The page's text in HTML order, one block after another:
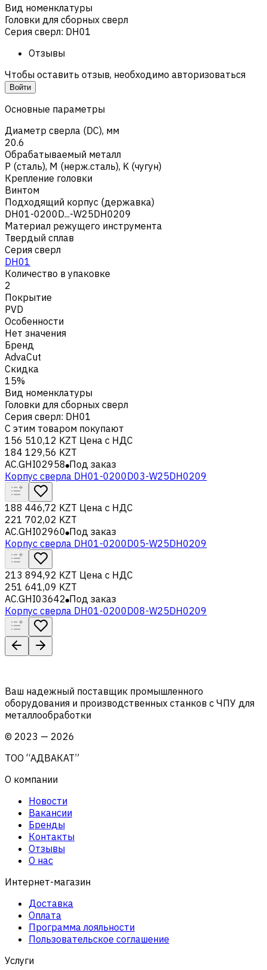
Вид номенклатуры
Головки для сборных сверл
Серия сверл: DH01
Отзывы
Чтобы оставить отзыв, необходимо авторизоваться
Войти
Основные параметры
Диаметр сверла (DC), мм
20.6
Обрабатываемый металл
Р (сталь), M (нерж.сталь), K (чугун)
Крепление головки
Винтом
Подходящий корпус (державка)
DH01-0200D...-W25DH0209
Материал режущего инструмента
Твердый сплав
Серия сверл
DH01
Количество в упаковке
2
Покрытие
PVD
Особенности
Нет значения
Бренд
AdvaCut
Скидка
15%
Вид номенклатуры
Головки для сборных сверл
Серия сверл: DH01
С этим товаром покупают
156 510,12 KZT Цена с НДС
184 129,56 KZT
AC.GHI02958 Под заказ
Корпус сверла DH01-0200D03-W25DH0209
188 446,72 KZT Цена с НДС
221 702,02 KZT
AC.GHI02960 Под заказ
Корпус сверла DH01-0200D05-W25DH0209
213 894,92 KZT Цена с НДС
251 641,09 KZT
AC.GHI03642 Под заказ
Корпус сверла DH01-0200D08-W25DH0209
Ваш надежный поставщик промышленного
оборудования и производственных станков с ЧПУ для
металлообработки
© 2023 — 2026
ТОО “АДВАКАТ”
О компании
Новости
Вакансии
Бренды
Контакты
Отзывы
О нас
Интернет-магазин
Доставка
Оплата
Программа лояльности
Пользовательское соглашение
Услуги